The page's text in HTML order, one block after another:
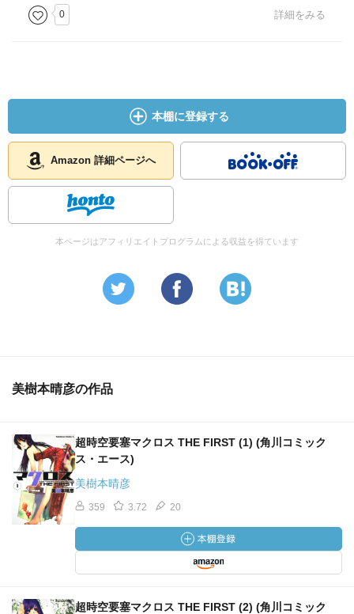
0 詳細をみる
本棚に登録する
Amazon 詳細ページへ
本ページはアフィリエイトプログラムによる収益を得ています
美樹本晴彦の作品
超時空要塞マクロス THE FIRST (1) (角川コミック
ス・エース)
美樹本晴彦
359 3.72 20
超時空要塞マクロス THE FIRST (2) (角川コミック